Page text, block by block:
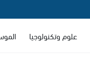
علوم وتكنولوجيا